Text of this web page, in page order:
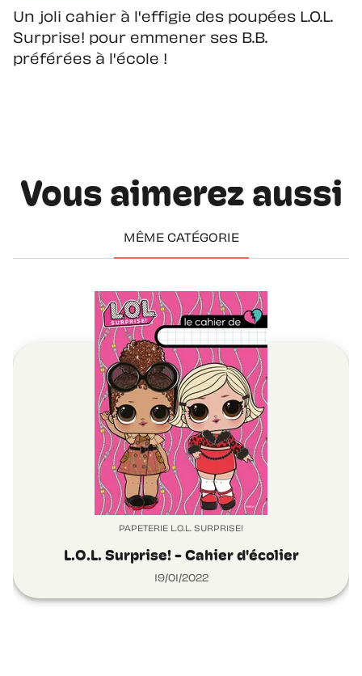
Un joli cahier à l'effigie des poupées L.O.L.
Surprise! pour emmener ses B.B.
préférées à l'école !
Vous aimerez aussi
MÊME CATÉGORIE
PAPETERIE L.O.L. SURPRISE!
L.O.L. Surprise! - Cahier d'écolier
19/01/2022